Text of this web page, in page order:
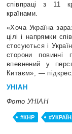
співпраці з 11
країнами.
«Хоча Україна
цілі і напрямки
стосуються і
сторони повинні
впевнений у
Китаєм», ―
УНІАН
Фото УНІАН
#КНР